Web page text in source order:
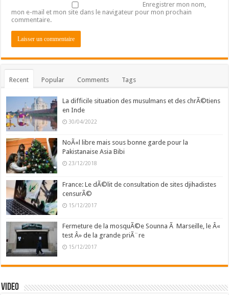
Enregistrer mon nom,
mon e-mail et mon site dans le navigateur pour mon prochain
commentaire.
Recent Popular Comments Tags
La difficile situation des musulmans et des chrÃ©tiens
en Inde
30/04/2022
NoÃ«l libre mais sous bonne garde pour la
Pakistanaise Asia Bibi
23/12/2018
France: Le dÃ©lit de consultation de sites djihadistes
censurÃ©
15/12/2017
Fermeture de la mosquÃ©e Sounna Ã Marseille, le Â«
test Â» de la grande priÃ¨re
15/12/2017
Video